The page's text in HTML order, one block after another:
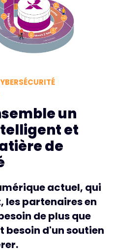
un
et
de
actuel, qui
les partenaires en
de plus que
besoin d'un soutien